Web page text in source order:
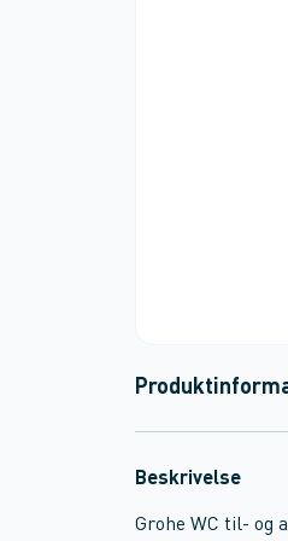
Beskrivelse
Grohe WC til- og